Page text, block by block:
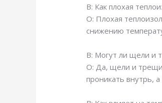
В: Как плохая
О: Плохая
снижению
В: Могут ли щели и
О: Да, щели и
проникать внутрь,